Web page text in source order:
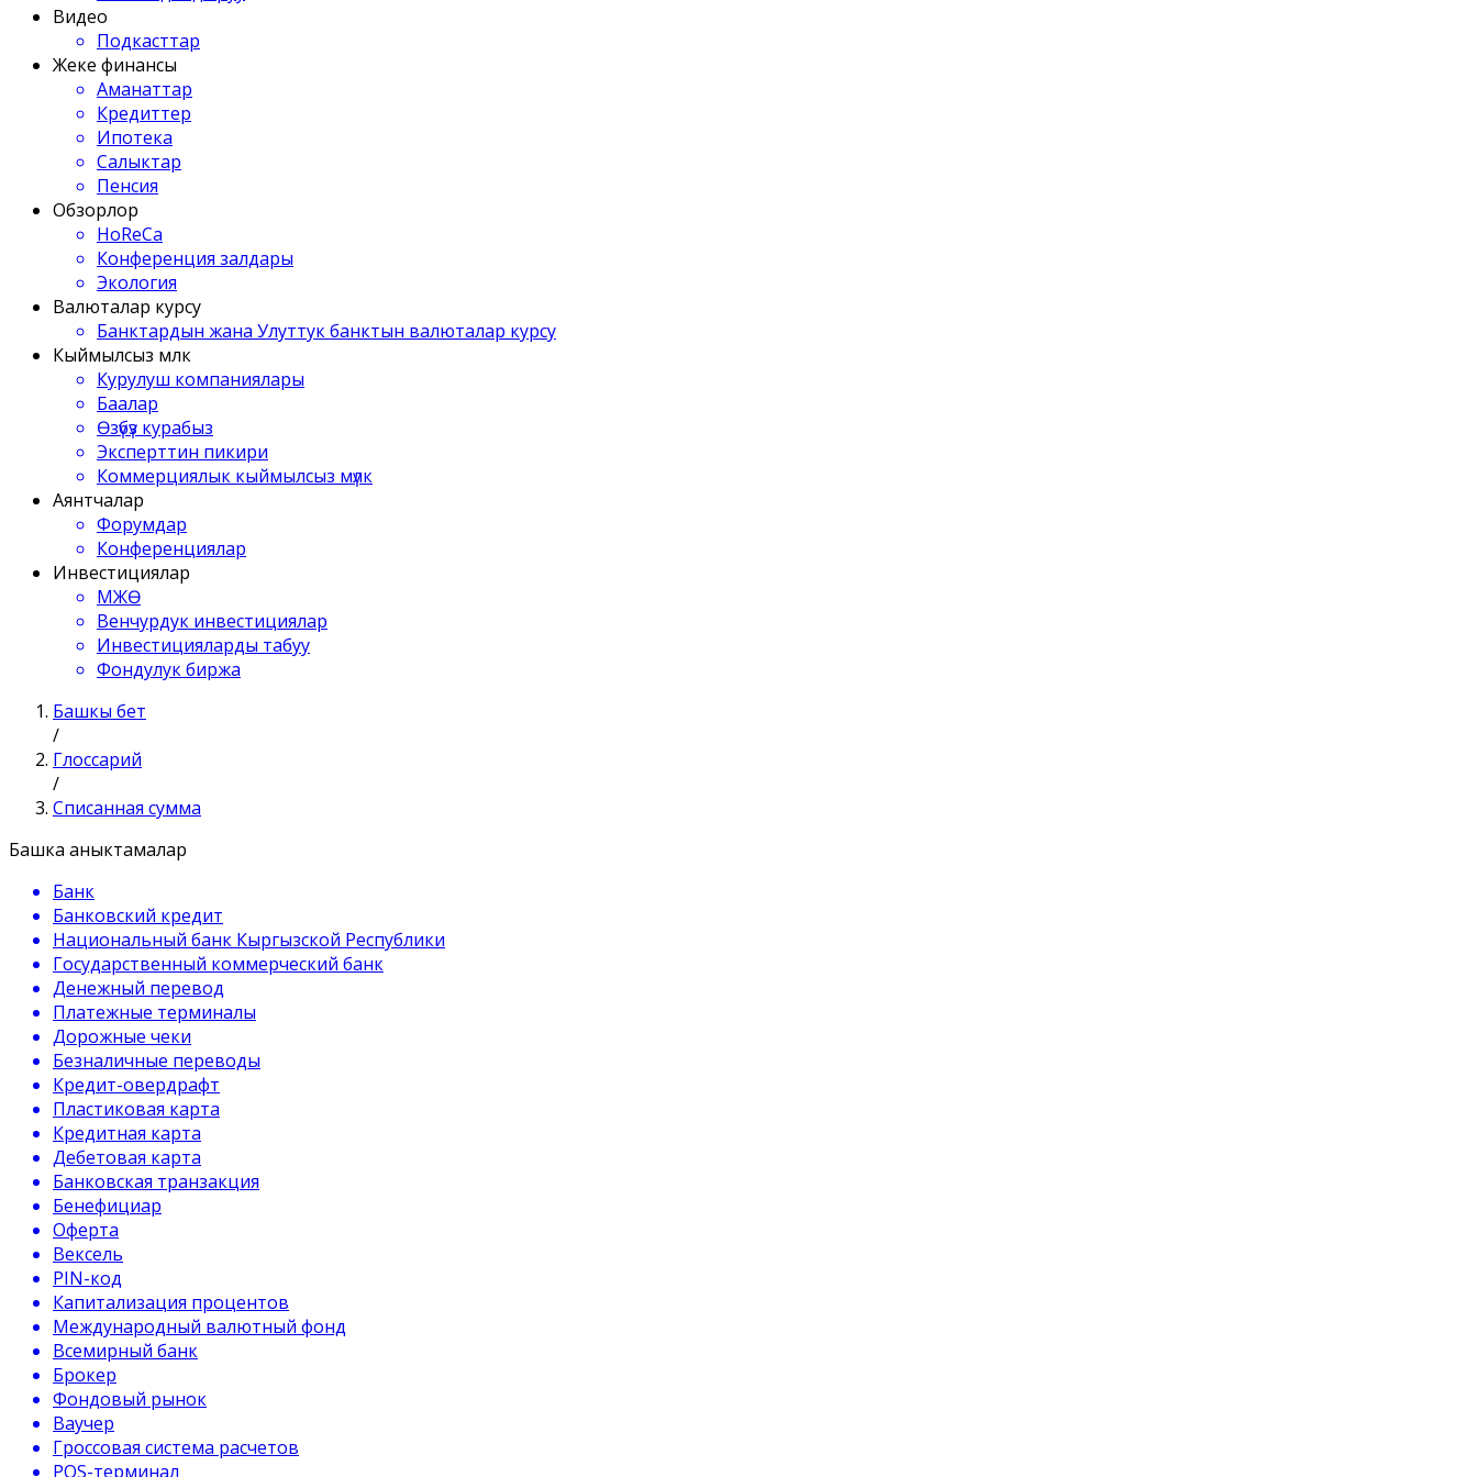
Видео
Подкасттар
Жеке финансы
Аманаттар
Кредиттер
Ипотека
Салыктар
Пенсия
Обзорлор
HoReCa
Конференция залдары
Экология
Валюталар курсу
Банктардын жана Улуттук банктын валюталар курсу
Кыймылсыз мүлк
Курулуш компаниялары
Баалар
Өзүбүз курабыз
Эксперттин пикири
Коммерциялык кыймылсыз мүлк
Аянтчалар
Форумдар
Конференциялар
Инвестициялар
МЖӨ
Венчурдук инвестициялар
Инвестицияларды табуу
Фондулук биржа
Башкы бет
/
Глоссарий
/
Списанная сумма
Башка аныктамалар
Банк
Банковский кредит
Национальный банк Кыргызской Республики
Государственный коммерческий банк
Денежный перевод
Платежные терминалы
Дорожные чеки
Безналичные переводы
Кредит-овердрафт
Пластиковая карта
Кредитная карта
Дебетовая карта
Банковская транзакция
Бенефициар
Оферта
Вексель
PIN-код
Капитализация процентов
Международный валютный фонд
Всемирный банк
Брокер
Фондовый рынок
Ваучер
Гроссовая система расчетов
POS-терминал